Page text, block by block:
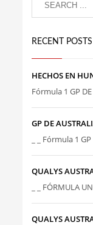
RECENT POSTS
HECHOS EN
Fórmula 1 GP
GP DE
_ _ Fórmula 1
QUALYS
_ _
QUALYS